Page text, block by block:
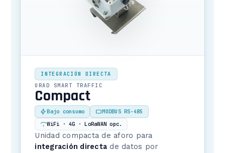
INTEGRACIÓN DIRECTA
URAD SMART TRAFFIC
Compact
Bajo consumo
MODBUS RS-485
WiFi · 4G · LoRaWAN opc.
Unidad compacta de aforo para
integración directa de datos por